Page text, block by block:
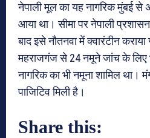
नेपाली मूल का यह नागरिक मुंबई
आया था। सीमा पर नेपाली प्रशासन
बाद इसे नौतनवा में क्वारंटीन
महराजगंज से 24 नमूने जांच के लिए
नागरिक का भी नमूना शामिल था।
पाजिटिव मिली है।
Share this: